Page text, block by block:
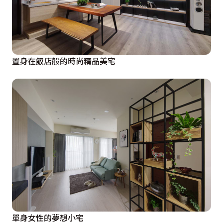
置身在飯店般的時尚精品美宅
單身女性的夢想小宅